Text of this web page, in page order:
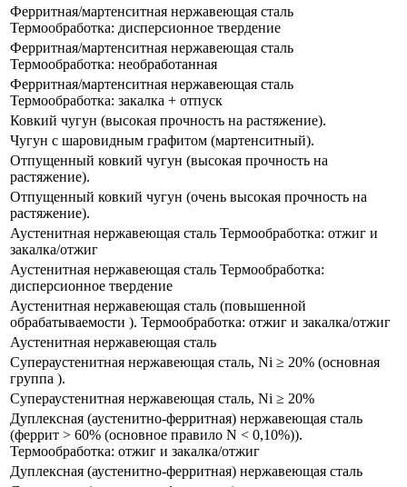
Ферритная/мартенситная нержавеющая сталь
Термообработка: дисперсионное твердение
Ферритная/мартенситная нержавеющая сталь
Термообработка: необработанная
Ферритная/мартенситная нержавеющая сталь
Термообработка: закалка + отпуск
Ковкий чугун​ (высокая прочность на растяжение).
Чугун с шаровидным графитом (мартенситный).
Отпущенный ковкий чугун (высокая прочность на
растяжение​).
Отпущенный ковкий чугун (​очень высокая прочность на
растяжение).
Аустенитная нержавеющая сталь Термообработка: отжиг и
закалка/отжиг
Аустенитная нержавеющая сталь Термообработка:
дисперсионное твердение
Аустенитная нержавеющая сталь (повышенной
обрабатываемости ). Термообработка: отжиг и закалка/отжиг​
Аустенитная нержавеющая сталь
​Супераустенитная нержавеющая сталь, Ni ≥ 20% (основная
группа​ ​).
​Супераустенитная нержавеющая сталь, Ni ≥ 20%
Дуплексная (аустенитно-ферритная) нержавеющая сталь
(феррит ​> 60% (основное правило N < 0,10%)​).
Термообработка: отжиг и закалка/отжиг
Дуплексная (аустенитно-ферритная) нержавеющая сталь